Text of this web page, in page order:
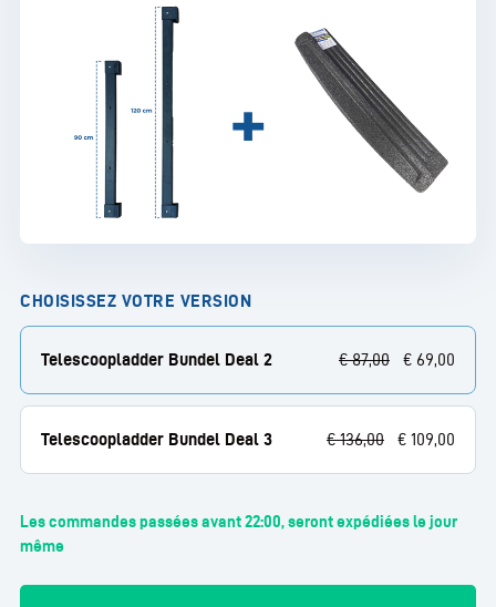
CHOISISSEZ VOTRE VERSION
Telescoopladder Bundel Deal 2 €87,00 € 69,00
Telescoopladder Bundel Deal 3 €136,00 € 109,00
Les commandes passées avant 22:00, seront expédiées le jour
même